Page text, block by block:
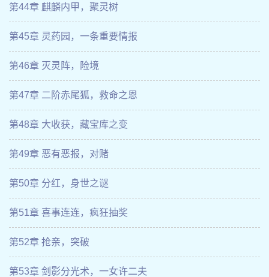
第44章 麒麟内甲，聚灵树
第45章 灵药园，一条重要情报
第46章 灭灵阵，险境
第47章 二阶赤尾狐，救命之恩
第48章 大收获，藏宝库之变
第49章 恶有恶报，对赌
第50章 分红，身世之谜
第51章 喜事连连，疯狂抽奖
第52章 抢亲，突破
第53章 剑影分光术，一女许二夫